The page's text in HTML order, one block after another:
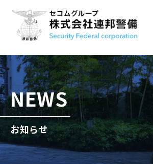
NEWS
お知らせ